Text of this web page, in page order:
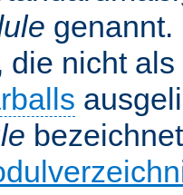
genannt.
die nicht